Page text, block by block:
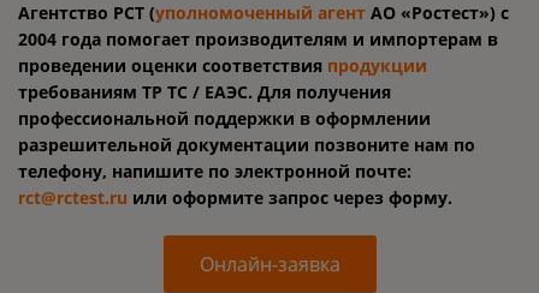
Агентство РСТ (уполномоченный агент АО «Ростест») с
2004 года помогает производителям и импортерам в
проведении оценки соответствия продукции
требованиям ТР ТС / ЕАЭС. Для получения
профессиональной поддержки в оформлении
разрешительной документации позвоните нам по
телефону, напишите по электронной почте:
rct@rctest.ru или оформите запрос через форму.
Онлайн-заявка